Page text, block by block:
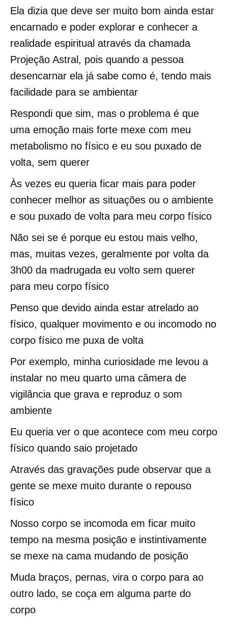
Ela dizia que deve ser muito bom ainda estar
encarnado e poder explorar e conhecer a
realidade espiritual através da chamada
Projeção Astral, pois quando a pessoa
desencarnar ela já sabe como é, tendo mais
facilidade para se ambientar
Respondi que sim, mas o problema é que
uma emoção mais forte mexe com meu
metabolismo no físico e eu sou puxado de
volta, sem querer
Às vezes eu queria ficar mais para poder
conhecer melhor as situações ou o ambiente
e sou puxado de volta para meu corpo físico
Não sei se é porque eu estou mais velho,
mas, muitas vezes, geralmente por volta da
3h00 da madrugada eu volto sem querer
para meu corpo físico
Penso que devido ainda estar atrelado ao
físico, qualquer movimento e ou incomodo no
corpo físico me puxa de volta
Por exemplo, minha curiosidade me levou a
instalar no meu quarto uma câmera de
vigilância que grava e reproduz o som
ambiente
Eu queria ver o que acontece com meu corpo
físico quando saio projetado
Através das gravações pude observar que a
gente se mexe muito durante o repouso
físico
Nosso corpo se incomoda em ficar muito
tempo na mesma posição e instintivamente
se mexe na cama mudando de posição
Muda braços, pernas, vira o corpo para ao
outro lado, se coça em alguma parte do
corpo